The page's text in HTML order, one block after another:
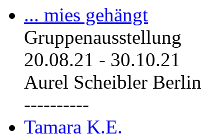
... mies gehängt
Gruppenausstellung
20.08.21 - 30.10.21
Aurel Scheibler Berlin
----------
Tamara K.E.